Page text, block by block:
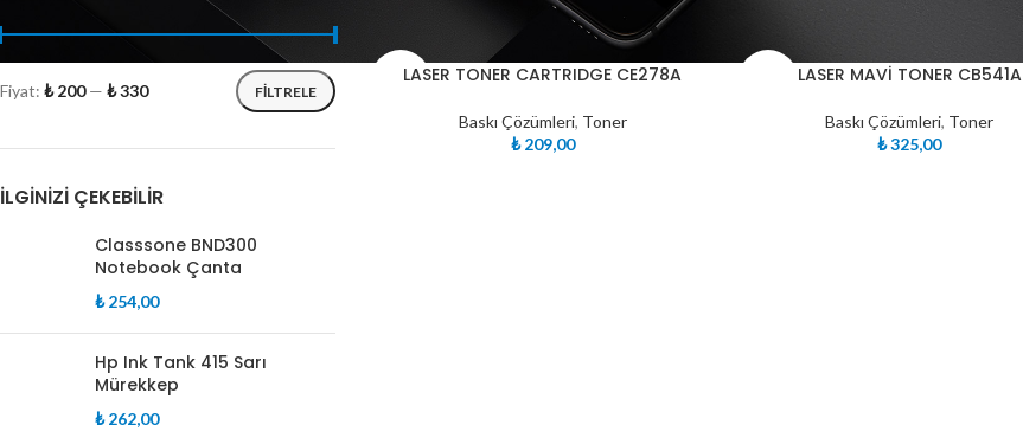
FILTRELE
Fiyat: ₺ 200— ₺ 330
İLGINIZI ÇEKEBILIR
Classsone BND300
Notebook Çanta
₺254,00
Hp Ink Tank 415 Sarı
Mürekkep
₺262,00
TÜKELASER TONER CARTRIDGE CE278A
Baskı Çözümleri, Toner
₺209,00
LASER MAVİ TONER CB541A
Baskı Çözümleri, Toner
₺325,00